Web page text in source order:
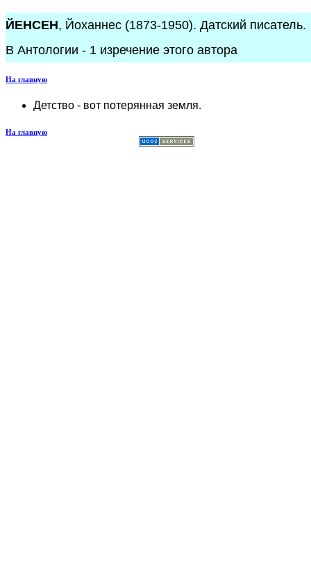
ЙЕНСЕН, Йоханнес (1873-1950). Датский писатель.
В Антологии - 1 изречение этого автора
На главную
Детство - вот потерянная земля.
На главную